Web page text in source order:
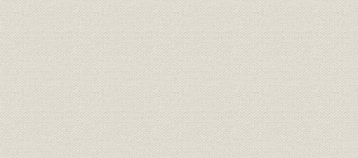
靴;風俗
楊州周延「貴顕舞踏(きけんぶと
う)の略図」。女性の夜会服は、
襟元が広くあいたイブニング・
ドレス調が普通だが、図のよう
に襟元を包むのは、和服の習慣
から肌をあらわにすることを慎
んだからであろう(樋口弘氏蔵)
[明治20年
生産;業界
明治20年代東京各工場の靴の製
造実績
明治20年
(1898年)